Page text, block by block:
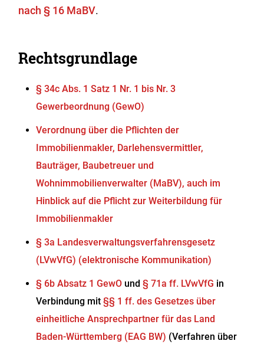
nach § 16 MaBV.
Rechtsgrundlage
§ 34c Abs. 1 Satz 1 Nr. 1 bis Nr. 3
Gewerbeordnung (GewO)
Verordnung über die Pflichten der
Immobilienmakler, Darlehensvermittler,
Bauträger, Baubetreuer und
Wohnimmobilienverwalter (MaBV), auch im
Hinblick auf die Pflicht zur Weiterbildung für
Immobilienmakler
§ 3a Landesverwaltungsverfahrensgesetz
(LVwVfG) (elektronische Kommunikation)
§ 6b Absatz 1 GewO und§ 71a ff. LVwVfG in
Verbindung mit§§ 1 ff. des Gesetzes über
einheitliche Ansprechpartner für das Land
Baden-Württemberg (EAG BW) (Verfahren über